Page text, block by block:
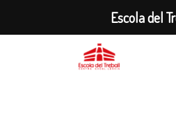
Escola del